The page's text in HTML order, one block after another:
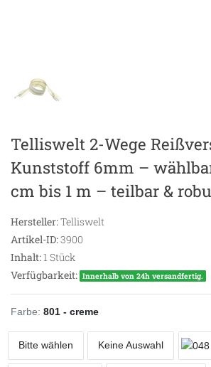
Telliswelt 2-Wege
Kunststoff 6mm –
cm bis 1 m – teilbar &
Hersteller:Telliswelt
Artikel-ID:3900
Inhalt:1 Stück
Verfügbarkeit: Innerhalb von 24h versandfertig.
Farbe: 801 - creme
Bitte wählen Keine Auswahl